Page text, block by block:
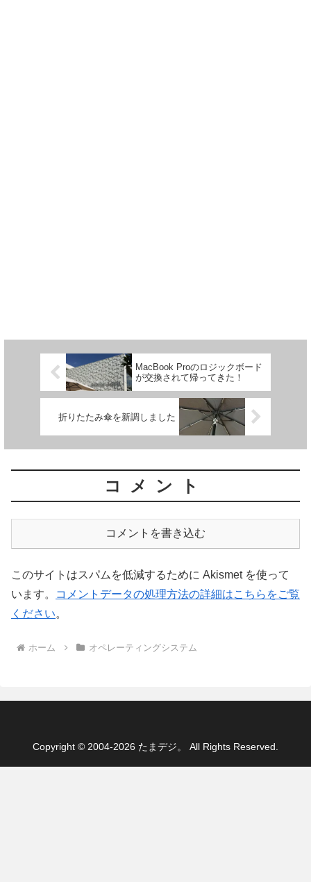
MacBook Proのロジックボード
が交換されて帰ってきた！
折りたたみ傘を新調しました
コメント
コメントを書き込む
このサイトはスパムを低減するために Akismet を使って
います。
コメントデータの処理方法の詳細はこちらをご覧
ください。
ホーム オペレーティングシステム
Copyright © 2004-2026 たまデジ。 All Rights Reserved.